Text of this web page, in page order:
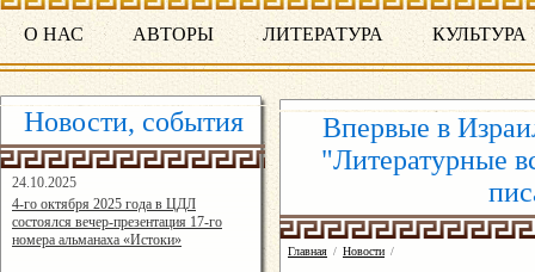
О НАС АВТОРЫ ЛИТЕРАТУРА КУЛЬТУРА
Новости, события
24.10.2025
16:19:07
4-го октября 2025 года в ЦДЛ
состоялся вечер-презентация 17-го
номера альманаха «Истоки»
Впервые в
"Литературные
Главная / Новости /